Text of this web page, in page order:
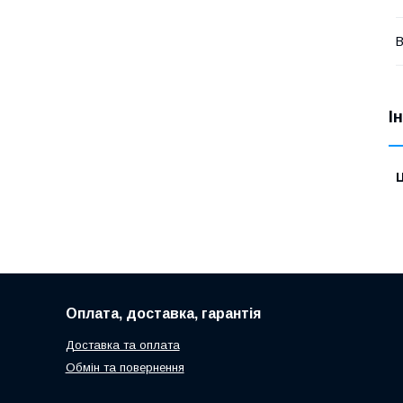
Оплата, доставка, гарантія
Доставка та оплата
Обмін та повернення